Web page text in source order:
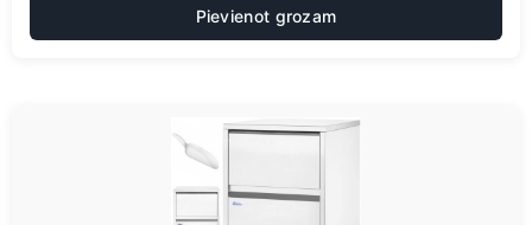
Pievienot grozam